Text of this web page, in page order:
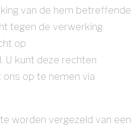
van de hem betreffende
tegen de verwerking
op
U kunt deze rechten
op te nemen via
worden vergezeld van een